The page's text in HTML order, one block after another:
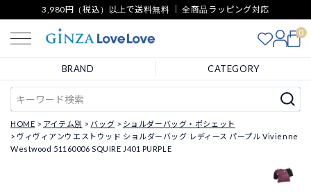
3,980円（税込）以上で送料無料 ｜ 全商品ラッピング対応
0
BRAND CATEGORY
HOME アイテム別 バッグ
ショルダーバッグ・ポシェット
ヴィヴィアンウエストウッド ショルダーバッグ レディース パープル Vivienne
Westwood 51160006 SQUIRE J401 PURPLE